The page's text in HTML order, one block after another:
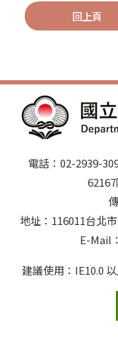
回上頁
電話：02-2939-
地址：116011台北
E-Mail
建議使用：IE10.0